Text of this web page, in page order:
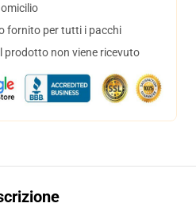
fornito per tutti i pacchi
prodotto non viene ricevuto